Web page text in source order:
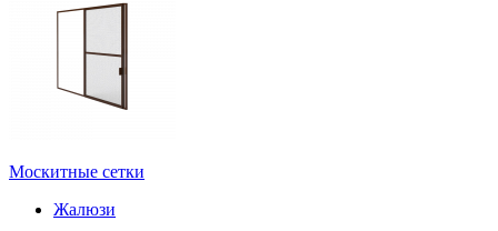
Москитные сетки
Жалюзи